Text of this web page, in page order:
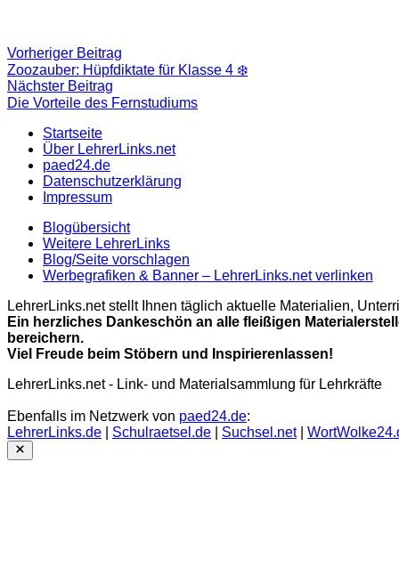
Beitragsnavigation
Vorheriger Beitrag
Beitrag:
Zoozauber: Hüpfdiktate für Klasse 4 ‍❄️
Nächster Beitrag
Beitrag
Die Vorteile des Fernstudiums
Startseite
Über LehrerLinks.net
paed24.de
Datenschutzerklärung
Impressum
Blogübersicht
Weitere LehrerLinks
Blog/Seite vorschlagen
Werbegrafiken & Banner – LehrerLinks.net verlinken
LehrerLinks.net stellt Ihnen täglich aktuelle Materialien,
Ein herzliches Dankeschön an alle fleißigen
bereichern.
Viel Freude beim Stöbern und Inspirierenlassen!
LehrerLinks.net - Link- und Materialsammlung für Lehrkräfte
Ebenfalls im Netzwerk von paed24.de:
LehrerLinks.de
Schulraetsel.de Suchsel.net|
Close